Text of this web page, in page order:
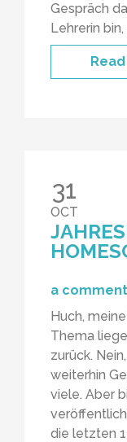
Gespräch
Lehrerin
31
OCT
a comment
Huch,
Thema
zurück.
weiterhin
viele. Aber
die letzten